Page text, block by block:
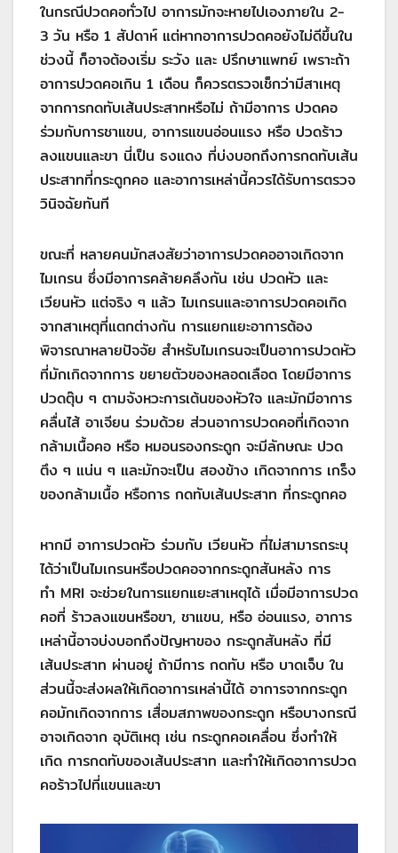
ในกรณีปวดคอทั่วไป อาการมักจะหายไปเองภายใน 2-
3 วัน หรือ 1 สัปดาห์ แต่หากอาการปวดคอยังไม่ดีขึ้นใน
ช่วงนี้ ก็อาจต้องเริ่ม ระวัง และ ปรึกษาแพทย์ เพราะถ้า
อาการปวดคอเกิน 1 เดือน ก็ควรตรวจเช็กว่ามีสาเหตุ
จากการกดทับเส้นประสาทหรือไม่ ถ้ามีอาการ ปวดคอ
ร่วมกับการชาแขน, อาการแขนอ่อนแรง หรือ ปวดร้าว
ลงแขนและขา นี่เป็น ธงแดง ที่บ่งบอกถึงการกดทับเส้น
ประสาทที่กระดูกคอ และอาการเหล่านี้ควรได้รับการตรวจ
วินิจฉัยทันที
ขณะที่ หลายคนมักสงสัยว่าอาการปวดคออาจเกิดจาก
ไมเกรน ซึ่งมีอาการคล้ายคลึงกัน เช่น ปวดหัว และ
เวียนหัว แต่จริง ๆ แล้ว ไมเกรนและอาการปวดคอเกิด
จากสาเหตุที่แตกต่างกัน การแยกแยะอาการต้อง
พิจารณาหลายปัจจัย สำหรับไมเกรนจะเป็นอาการปวดหัว
ที่มักเกิดจากการ ขยายตัวของหลอดเลือด โดยมีอาการ
ปวดตุ๊บ ๆ ตามจังหวะการเต้นของหัวใจ และมักมีอาการ
คลื่นไส้ อาเจียน ร่วมด้วย ส่วนอาการปวดคอที่เกิดจาก
กล้ามเนื้อคอ หรือ หมอนรองกระดูก จะมีลักษณะ ปวด
ตึง ๆ แน่น ๆ และมักจะเป็น สองข้าง เกิดจากการ เกร็ง
ของกล้ามเนื้อ หรือการ กดทับเส้นประสาท ที่กระดูกคอ
หากมี อาการปวดหัว ร่วมกับ เวียนหัว ที่ไม่สามารถระบุ
ได้ว่าเป็นไมเกรนหรือปวดคอจากกระดูกสันหลัง การ
ทำ MRI จะช่วยในการแยกแยะสาเหตุได้ เมื่อมีอาการปวด
คอที่ ร้าวลงแขนหรือขา, ชาแขน, หรือ อ่อนแรง, อาการ
เหล่านี้อาจบ่งบอกถึงปัญหาของ กระดูกสันหลัง ที่มี
เส้นประสาท ผ่านอยู่ ถ้ามีการ กดทับ หรือ บาดเจ็บ ใน
ส่วนนี้จะส่งผลให้เกิดอาการเหล่านี้ได้ อาการจากกระดูก
คอมักเกิดจากการ เสื่อมสภาพของกระดูก หรือบางกรณี
อาจเกิดจาก อุบัติเหตุ เช่น กระดูกคอเคลื่อน ซึ่งทำให้
เกิด การกดทับของเส้นประสาท และทำให้เกิดอาการปวด
คอร้าวไปที่แขนและขา